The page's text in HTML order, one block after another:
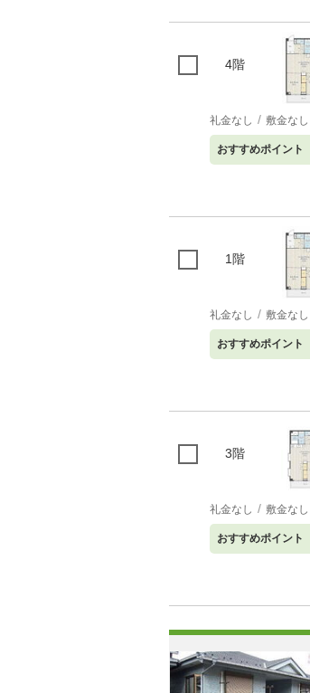
4階
礼金なし 敷金なし
おすすめポイント
1階
礼金なし 敷金なし
おすすめポイント
3階
礼金なし 敷金なし
おすすめポイント